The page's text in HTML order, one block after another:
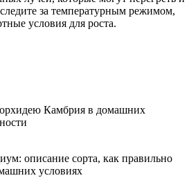
за температурным режимом,
условия для роста.
Камбрия в домашних
описание сорта, как правильно
условиях